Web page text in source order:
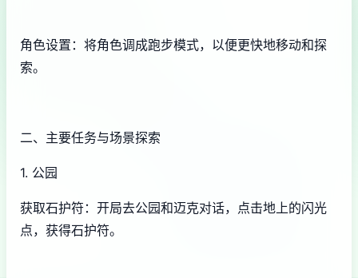
角色设置：将角色调成跑步模式，以便更快地移动和探
索。
二、主要任务与场景探索
1. 公园
获取石护符：开局去公园和迈克对话，点击地上的闪光
点，获得石护符。